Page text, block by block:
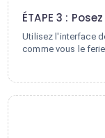
ÉTAPE 3 :
Utilisez l'interface
comme vous le